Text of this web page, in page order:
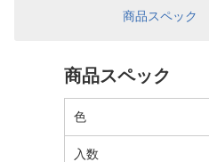
商品スペック
商品スペック
色
入数